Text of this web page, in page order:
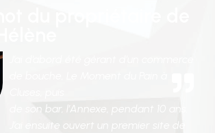
de son bar, l’Annexe, pendant 10 ans.
J’ai ensuite ouvert un premier site de